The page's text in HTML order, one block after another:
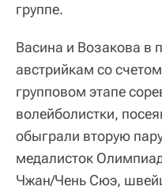
группе.
Васина и Возакова в
австрийкам со
групповом этапе
волейболистки,
обыграли вторую
медалисток
Чжан/Чень Сюэ,